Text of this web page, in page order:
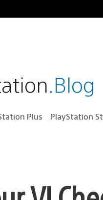
.Blog
Plus PlayStation